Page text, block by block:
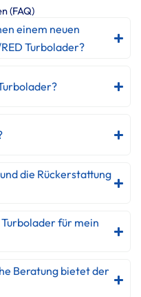
(FAQ)
einem neuen
Turbolader?
die Rückerstattung
für mein
Beratung bietet der